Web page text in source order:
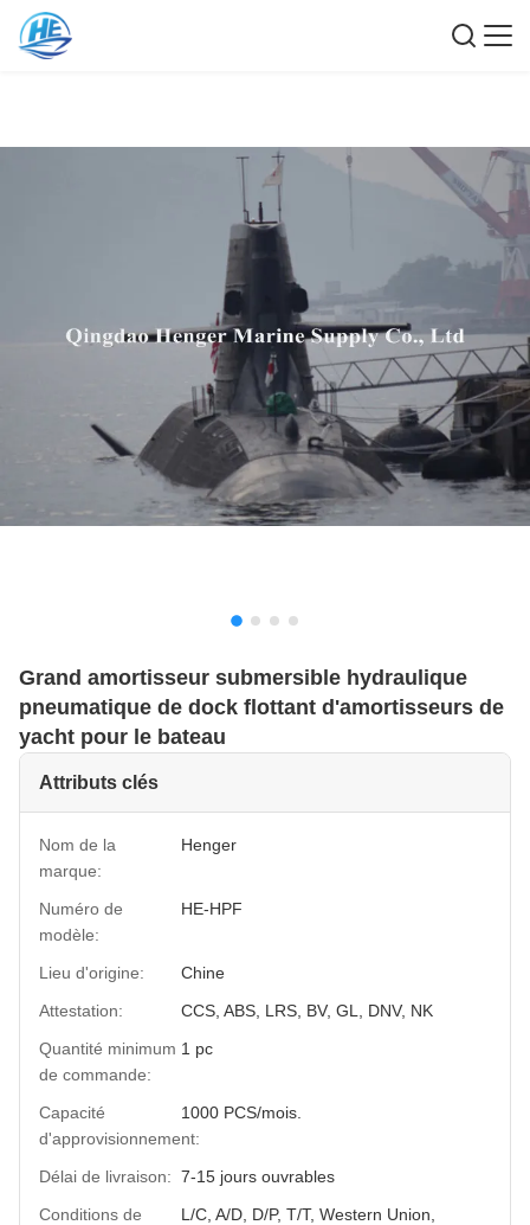
Grand amortisseur submersible hydraulique
pneumatique de dock flottant d'amortisseurs de
yacht pour le bateau
Attributs clés
Nom de la
marque:
Henger
Numéro de
modèle:
HE-HPF
Lieu d'origine:
Chine
Attestation:
CCS, ABS, LRS, BV, GL, DNV, NK
Quantité minimum
de commande:
1 pc
Capacité
d'approvisionnement:
1000 PCS/mois.
Délai de livraison: 7-15 jours ouvrables
Conditions de
L/C, A/D, D/P, T/T, Western Union,